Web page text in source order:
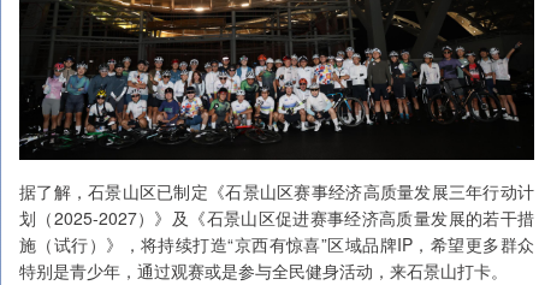
据了解，石景山区已制定《石景山区赛事经济高质量发展三年行动计
划（2025-2027）》及《石景山区促进赛事经济高质量发展的若干措
施（试行）》，将持续打造“京西有惊喜”区域品牌IP，希望更多群众
特别是青少年，通过观赛或是参与全民健身活动，来石景山打卡。